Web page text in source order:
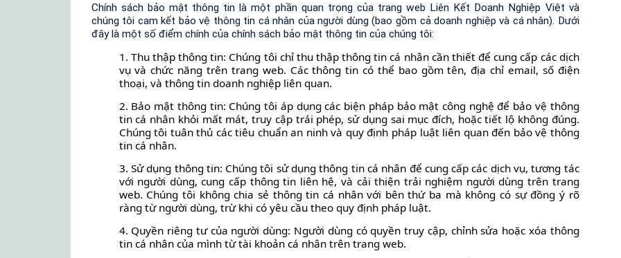
Chính sách bảo mật thông tin là một phần quan trọng của trang web Liên Kết Doanh Nghiệp Việt và
chúng tôi cam kết bảo vệ thông tin cá nhân của người dùng (bao gồm cả doanh nghiệp và cá nhân). Dưới
đây là một số điểm chính của chính sách bảo mật thông tin của chúng tôi:
1. Thu thập thông tin: Chúng tôi chỉ thu thập thông tin cá nhân cần thiết để cung cấp các dịch
vụ và chức năng trên trang web. Các thông tin có thể bao gồm tên, địa chỉ email, số điện
thoại, và thông tin doanh nghiệp liên quan.
2. Bảo mật thông tin: Chúng tôi áp dụng các biện pháp bảo mật công nghệ để bảo vệ thông
tin cá nhân khỏi mất mát, truy cập trái phép, sử dụng sai mục đích, hoặc tiết lộ không đúng.
Chúng tôi tuân thủ các tiêu chuẩn an ninh và quy định pháp luật liên quan đến bảo vệ thông
tin cá nhân.
3. Sử dụng thông tin: Chúng tôi sử dụng thông tin cá nhân để cung cấp các dịch vụ, tương tác
với người dùng, cung cấp thông tin liên hệ, và cải thiện trải nghiệm người dùng trên trang
web. Chúng tôi không chia sẻ thông tin cá nhân với bên thứ ba mà không có sự đồng ý rõ
ràng từ người dùng, trừ khi có yêu cầu theo quy định pháp luật.
4. Quyền riêng tư của người dùng: Người dùng có quyền truy cập, chỉnh sửa hoặc xóa thông
tin cá nhân của mình từ tài khoản cá nhân trên trang web.